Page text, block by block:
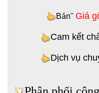
Bán" Giá
Cam kết
Dịch vụ